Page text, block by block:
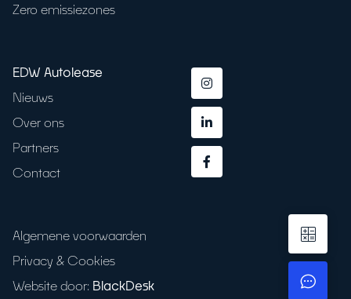
Zero emissiezones
EDW Autolease
Nieuws
Over ons
Partners
Contact
Algemene voorwaarden
Privacy & Cookies
Website door: BlackDesk